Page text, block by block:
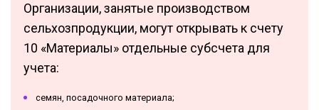
Организации, занятые производством
сельхозпродукции, могут открывать к счету
10 «Материалы» отдельные субсчета для
учета:
семян, посадочного материала;